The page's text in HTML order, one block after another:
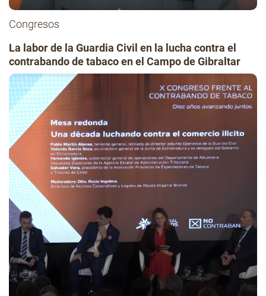
Congresos
La labor de la Guardia Civil en la lucha contra el
contrabando de tabaco en el Campo de Gibraltar